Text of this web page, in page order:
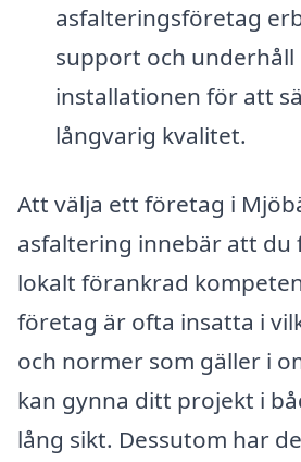
asfalteringsföretag
support och
installationen för att
långvarig kvalitet.
Att välja ett företag i
asfaltering innebär att du
lokalt förankrad
företag är ofta insatta i
och normer som gäller i
kan gynna ditt projekt i
lång sikt. Dessutom har